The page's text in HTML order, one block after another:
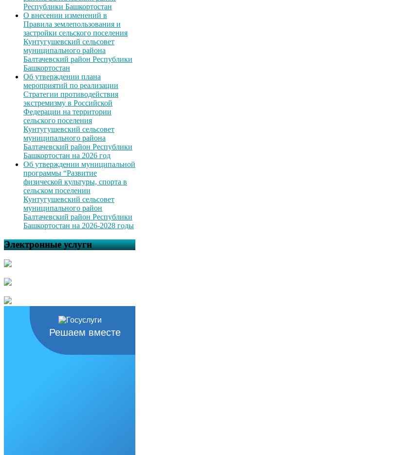
Республики Башкортостан
О внесении изменений в
Правила землепользования и
застройки сельского поселения
Кунтугушевский сельсовет
муниципального района
Балтачевский район Республики
Башкортостан
Об утверждении плана
мероприятий по реализации
Стратегии противодействия
экстремизму в Российской
Федерации на территории
сельского поселения
Кунтугушевский сельсовет
муниципального района
Балтачевский район Республики
Башкортостан на 2026 год
Об утверждении муниципальной
программы “Развитие
физической культуры, спорта в
сельском поселении
Кунтугушевский сельсовет
муниципального район
Балтачевский район Республики
Башкортостан на 2026-2028 годы
Электронные услуги
Решаем вместе